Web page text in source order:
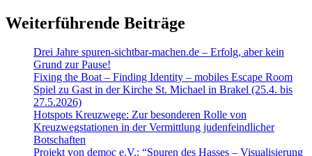
Weiterführende Beiträge
Drei Jahre spuren-sichtbar-machen.de – Erfolg, aber kein
Grund zur Pause!
Fixing the Boat – Finding Identity – mobiles Escape Room
Spiel zu Gast in der Kirche St. Michael in Brakel (25.4. bis
27.5.2026)
Hotspots Kreuzwege: Zur besonderen Rolle von
Kreuzwegstationen in der Vermittlung judenfeindlicher
Botschaften
Projekt von democ e.V.: “Spuren des Hasses – Visualisierung